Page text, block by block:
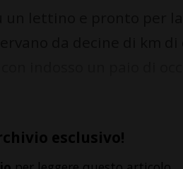
esclusivo!